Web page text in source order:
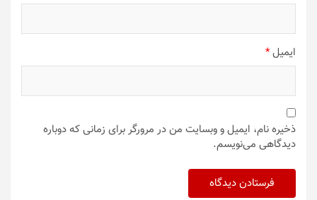
ایمیل*
ذخیره نام، ایمیل و وبسایت من در مرورگر برای زمانی که دوباره
دیدگاهی می‌نویسم.